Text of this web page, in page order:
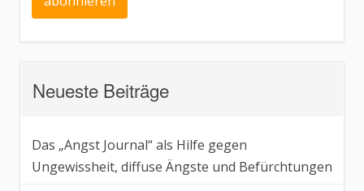
Neueste Beiträge
Das „Angst Journal“ als Hilfe gegen
Ungewissheit, diffuse Ängste und Befürchtungen